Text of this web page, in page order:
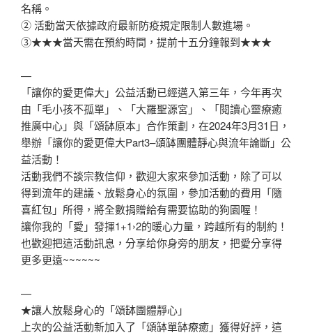
名稱。
② 活動當天依據政府最新防疫規定限制人數進場。
③★★★當天需在預約時間，提前十五分鐘報到★★★
—
「讓你的愛更偉大」公益活動已經邁入第三年，今年再次
由「毛小孩不孤單」、「大羅聖源宮」、「閱讀心靈療癒
推廣中心」與「頌缽原本」合作策劃，在2024年3月31日，
舉辦「讓你的愛更偉大Part3–頌缽團體靜心與流年論斷」公
益活動！
活動我們不談宗教信仰，歡迎大家來參加活動，除了可以
得到流年的建議、放鬆身心的氛圍，參加活動的費用「隨
喜紅包」所得，將全數捐贈給有需要協助的狗園喔！
讓你我的「愛」發揮1+1›2的暖心力量，跨越所有的制約！
也歡迎把這活動訊息，分享给你身旁的朋友，把愛分享得
更多更遠~~~~~~
—
★讓人放鬆身心的「頌缽團體靜心」
上次的公益活動新加入了「頌缽單缽療癒」獲得好評，這